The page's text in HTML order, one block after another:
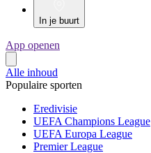
In je buurt
App openen
Alle inhoud
Populaire sporten
Eredivisie
UEFA Champions League
UEFA Europa League
Premier League